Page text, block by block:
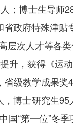
；博士生导
政府特殊津
次人才等各
，获得《
级教学成果奖
博士研究生
“第一位”冬